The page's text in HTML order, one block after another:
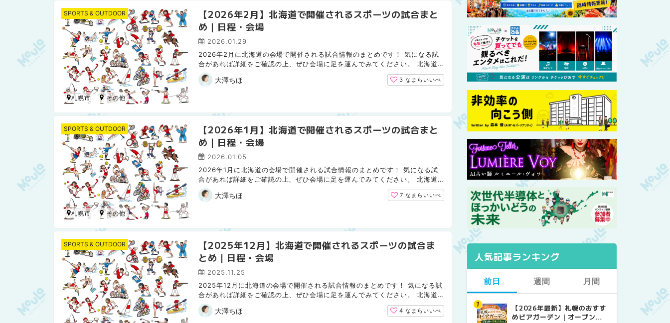
【2026年2月】北海道で開催されるスポーツの試合まと
め｜日程・会場
2026.01.29
2026年2月に北海道の会場で開催される試合情報のまとめです！ 気になる試
合があれば詳細をご確認の上、ぜひ会場に足を運んでみてください。 北海道
日本ハムファイターズ（野球） 2月は北海道での試合はありません...
大澤ちほ 3なまらいいべ
SPORTS & OUTDOOR
札幌市
【2026年1月】北海道で開催されるスポーツの試合まと
め｜日程・会場
2026.01.05
2026年1月に北海道の会場で開催される試合情報のまとめです！ 気になる試
合があれば詳細をご確認の上、ぜひ会場に足を運んでみてください。 北海道
日本ハムファイターズ（野球） 1月は北海道での試合はありません...
大澤ちほ 7なまらいいべ
SPORTS & OUTDOOR
札幌市
【2025年12月】北海道で開催されるスポーツの試合ま
とめ｜日程・会場
2025.11.25
2025年12月に北海道の会場で開催される試合情報のまとめです！ 気になる試
合があれば詳細をご確認の上、ぜひ会場に足を運んでみてください。 北海道
日本ハムファイターズ（野球） 12月は北海道での試合はありませ...
大澤ちほ 4なまらいいべ
SPORTS & OUTDOOR
人気記事ランキング
前日
【2026年最新】札幌のおすす
めビアガーデン｜オープン日
週間
【2026年最新】札幌のおすす
めビアガーデン｜オープン日
月間
【2026年最新】札幌のおすす
めビアガーデン｜オープン日